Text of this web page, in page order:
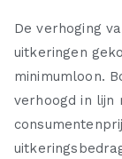
De verhoging
uitkeringen
minimumloon.
verhoogd in lijn